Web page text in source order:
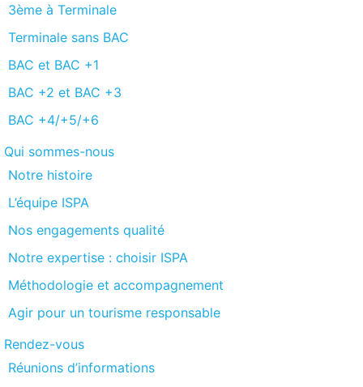
3ème à Terminale
Terminale sans BAC
BAC et BAC +1
BAC +2 et BAC +3
BAC +4/+5/+6
Qui sommes-nous
Notre histoire
L’équipe ISPA
Nos engagements qualité
Notre expertise : choisir ISPA
Méthodologie et accompagnement
Agir pour un tourisme responsable
Rendez-vous
Réunions d’informations